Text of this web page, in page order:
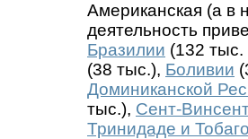
Американская (а в
деятельность
Бразилии (132
(38 тыс.), Боливии
Доминиканской
тыс.), Сент-
Тринидаде и